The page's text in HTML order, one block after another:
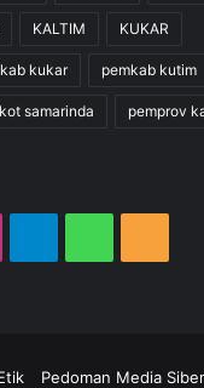
KALTIM KUKAR
kukar pemkab kutim
samarinda pemprov
Pedoman Media Siber